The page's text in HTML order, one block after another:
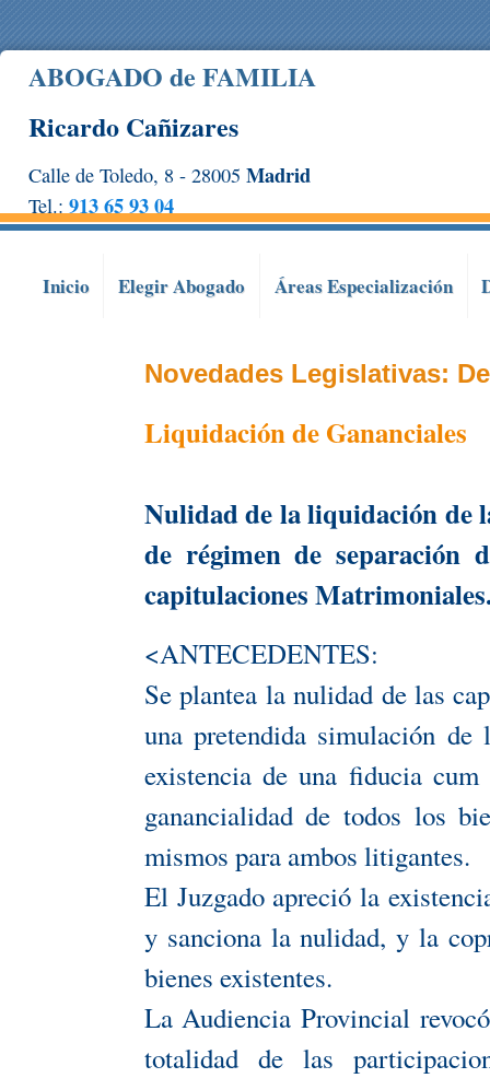
ABOGADO de FAMILIA
Ricardo Cañizares
Calle de Toledo, 8 - 28005 Madrid
Tel.: 913 65 93 04
Inicio Elegir Abogado ÁreasEspecialización
Novedades Legislativas:
Liquidación de Gananciales
Nulidad de la liquidación de
de régimen de separación
capitulaciones
<ANTECEDENTES:
Se plantea la nulidad de las
una pretendida simulación
existencia de una fiducia
ganancialidad de todos los
mismos para ambos litigantes.
El Juzgado apreció la
y sanciona la nulidad, y la
bienes existentes.
La Audiencia Provincial
totalidad de las